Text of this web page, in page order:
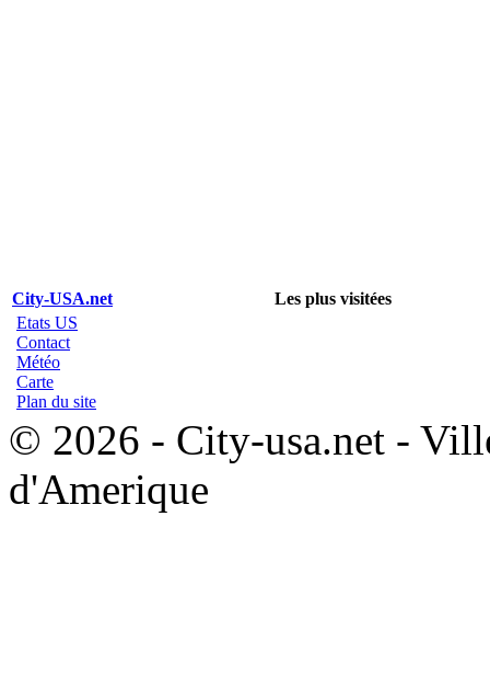
City-USA.net
Les plus visitées
Etats US
Contact
Météo
Carte
Plan du site
© 2026 - City-usa.net -
d'Amerique